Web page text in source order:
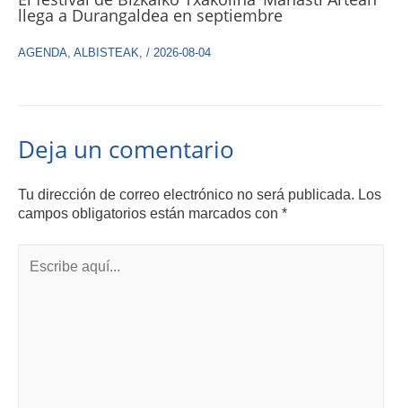
llega a Durangaldea en septiembre
AGENDA, ALBISTEAK, / 2026-08-04
Deja un comentario
Tu dirección de correo electrónico no será publicada. Los
campos obligatorios están marcados con *